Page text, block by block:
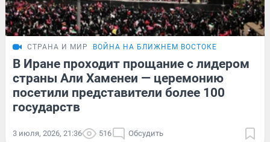
СТРАНА И МИР ВОЙНА НА БЛИЖНЕМ ВОСТОКЕ
В Иране проходит прощание с лидером
страны Али Хаменеи — церемонию
посетили представители более 100
государств
3 июля, 2026, 21:36 516 Обсудить